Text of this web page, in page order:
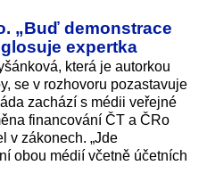
„Buď demonstrace
expertka
která je autorkou
se v rozhovoru pozastavuje
zachází s médii veřejné
financování ČT a ČRo
v zákonech. „Jde
obou médií včetně účetních